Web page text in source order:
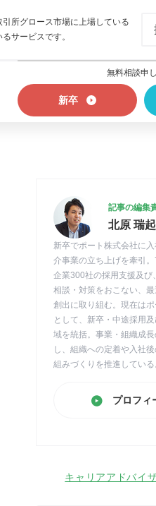
所グロース市場に上場している
サービスです。
無料相談申
新卒
記事の編集
北原 瑞起
新卒でポート株式会社に
介事業の立ち上げを牽引
企業300社の採用支援及び
相談・対策をおこない、
創出に取り組む。現在は
として、新卒・中途採用
域を統括。事業・組織成
し、組織への定着や入社
組みづくりを推進している
プロフィ
キャリアアドバイ